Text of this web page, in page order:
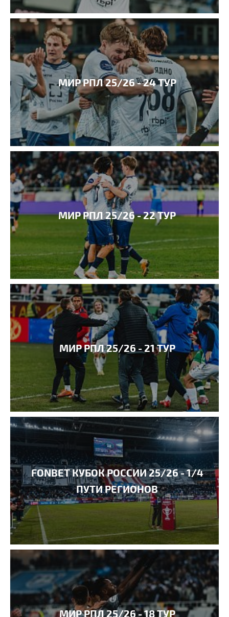
МИР РПЛ 25/26 - 24 ТУР
МИР РПЛ 25/26 - 22 ТУР
МИР РПЛ 25/26 - 21 ТУР
FONBET КУБОК РОССИИ 25/26 - 1/4
ПУТИ РЕГИОНОВ
МИР РПЛ 25/26 - 18 ТУР